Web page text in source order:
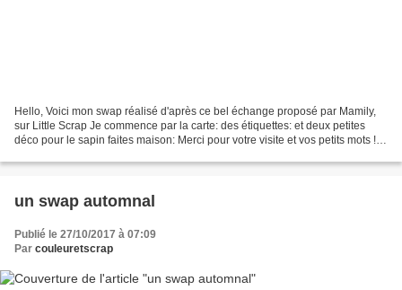
Hello, Voici mon swap réalisé d'après ce bel échange proposé par Mamily,
sur Little Scrap Je commence par la carte: des étiquettes: et deux petites
déco pour le sapin faites maison: Merci pour votre visite et vos petits mots ! A
un swap automnal
Publié le 27/10/2017 à 07:09
Par couleuretscrap